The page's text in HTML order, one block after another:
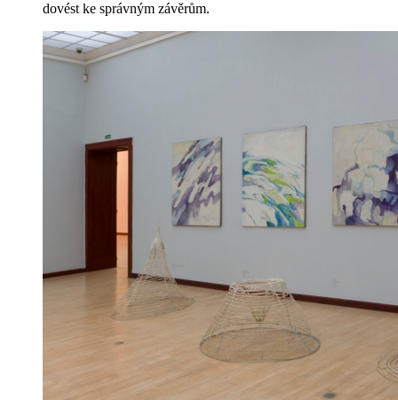
dovést ke správným závěrům.